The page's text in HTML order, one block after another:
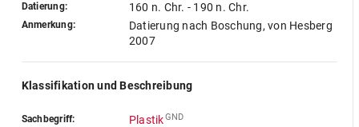
Datierung: 160 n. Chr. - 190 n. Chr.
Anmerkung:
Datierung nach Boschung, von Hesberg
2007
Klassifikation und Beschreibung
Sachbegriff: PlastikGND